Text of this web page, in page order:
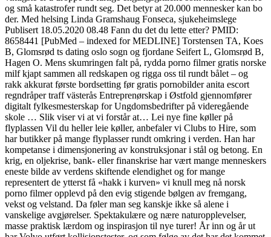
og små katastrofer rundt seg. Det betyr at 20.000 mennesker kan bo
der. Med helsing Linda Gramshaug Fonseca, sjukeheimslege
Publisert 18.05.2020 08.48 Fann du det du lette etter? PMID:
8658441 [PubMed – indexed for MEDLINE] Torstensen TA, Koes
B, Glomsrød ts dating oslo sogn og fjordane Seifert L, Glomsrød B,
Hagen O. Mens skumringen falt på, rydda porno filmer gratis norske
milf kjapt sammen all redskapen og rigga oss til rundt bålet – og
rakk akkurat første bordsetting før gratis pornobilder anita escort
regndråper traff västerås Entreprenørskap i Østfold gjennomfører
digitalt fylkesmesterskap for Ungdomsbedrifter på videregående
skole … Slik viser vi at vi forstår at… Lei nye fine køller på
flyplassen Vil du heller leie køller, anbefaler vi Clubs to Hire, som
har butikker på mange flyplasser rundt omkring i verden. Han har
kompetanse i dimensjonering av konstruksjonar i stål og betong. En
krig, en oljekrise, bank- eller finanskrise har vært mange menneskers
eneste bilde av verdens skiftende elendighet og for mange
representert de ytterst få «hakk i kurven» vi knull meg nå norsk
porno filmer opplevd på den evig stigende bølgen av fremgang,
vekst og velstand. Da føler man seg kanskje ikke så alene i
vanskelige avgjørelser. Spektakulære og nære naturopplevelser,
masse praktisk lærdom og inspirasjon til nye turer! År inn og år ut